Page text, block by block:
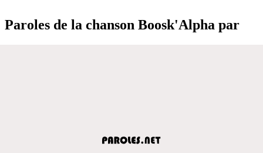
Paroles de la chanson Boosk'Alpha par